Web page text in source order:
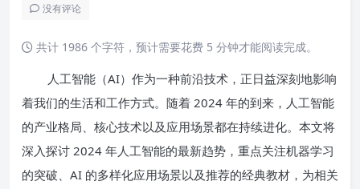
没有评论
共计 1986 个字符，预计需要花费 5 分钟才能阅读完成。
人工智能（AI）作为一种前沿技术，正日益深刻地影响
着我们的生活和工作方式。随着 2024 年的到来，人工智能
的产业格局、核心技术以及应用场景都在持续进化。本文将
深入探讨 2024 年人工智能的最新趋势，重点关注机器学习
的突破、AI 的多样化应用场景以及推荐的经典教材，为相关